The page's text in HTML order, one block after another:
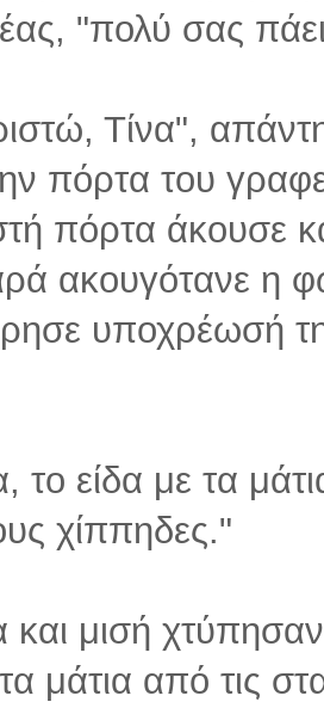
"πολύ σας
Τίνα",
πόρτα του
πόρτα άκουσε
ακουγότανε η
υποχρέωσή
το είδα με τα
χίππηδες."
και μισή
μάτια από τις